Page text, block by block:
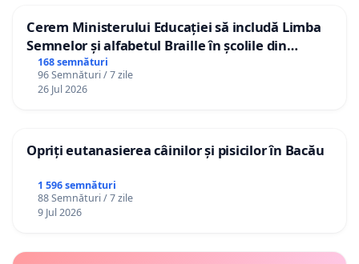
Cerem Ministerului Educației să includă Limba
Semnelor și alfabetul Braille în școlile din
Republica Moldova!
168 semnături
96 Semnături / 7 zile
26 Jul 2026
Opriți eutanasierea câinilor și pisicilor în Bacău
1 596 semnături
88 Semnături / 7 zile
9 Jul 2026